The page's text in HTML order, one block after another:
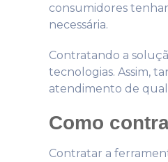
consumidores
necessária.
Contratando a
tecnologias. Assim,
atendimento de
Como
Contratar a